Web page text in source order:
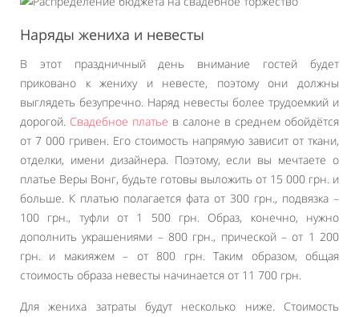
Наряды жениха и невесты
В этот праздничный день внимание гостей будет
приковано к жениху и невесте, поэтому они должны
выглядеть безупречно. Наряд невесты более трудоемкий и
дорогой. Свадебное платье в салоне в среднем обойдётся
от 7 000 гривен. Его стоимость напрямую зависит от ткани,
отделки, имени дизайнера. Поэтому, если вы мечтаете о
платье Веры Вонг, будьте готовы выложить от 15 000 грн. и
больше. К платью полагается фата от 300 грн., подвязка –
100 грн., туфли от 1 500 грн. Образ, конечно, нужно
дополнить украшениями – 800 грн., прической – от 1 200
грн. и макияжем – от 800 грн. Таким образом, общая
стоимость образа невесты начинается от 11 700 грн.
Для жениха затраты будут несколько ниже. Стоимость